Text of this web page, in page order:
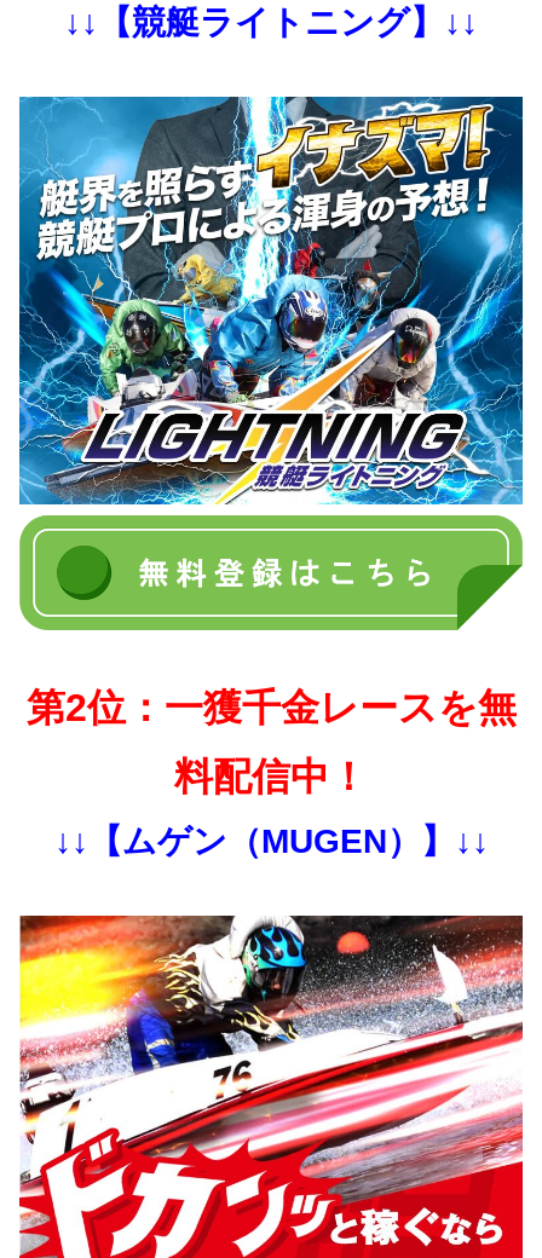
↓↓【競艇ライトニング】↓↓
第2位：一獲千金レースを無
料配信中！
↓↓【ムゲン（MUGEN）】↓↓